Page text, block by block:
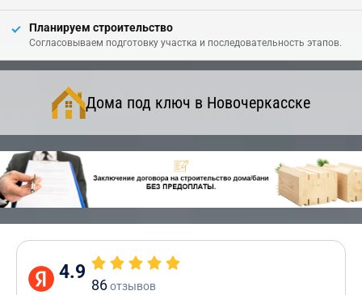
Планируем строительство
Согласовываем подготовку участка и последовательность этапов.
Дома под ключ в Новочеркасске
4.9
86отзывов